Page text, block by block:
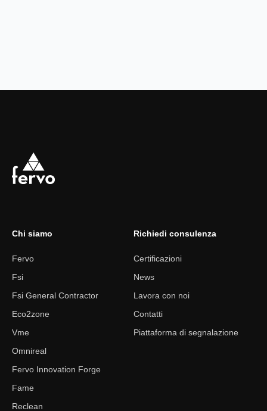
Chi siamo
Fervo
Fsi
Fsi General Contractor
Eco2zone
Vme
Omnireal
Fervo Innovation Forge
Fame
Reclean
Richiedi consulenza
Certificazioni
News
Lavora con noi
Contatti
Piattaforma di segnalazione